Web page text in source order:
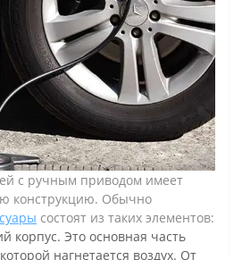
с ручным приводом имеет
конструкцию. Обычно
состоят из таких элементов:
корпус. Это основная часть
нагнетается воздух. От